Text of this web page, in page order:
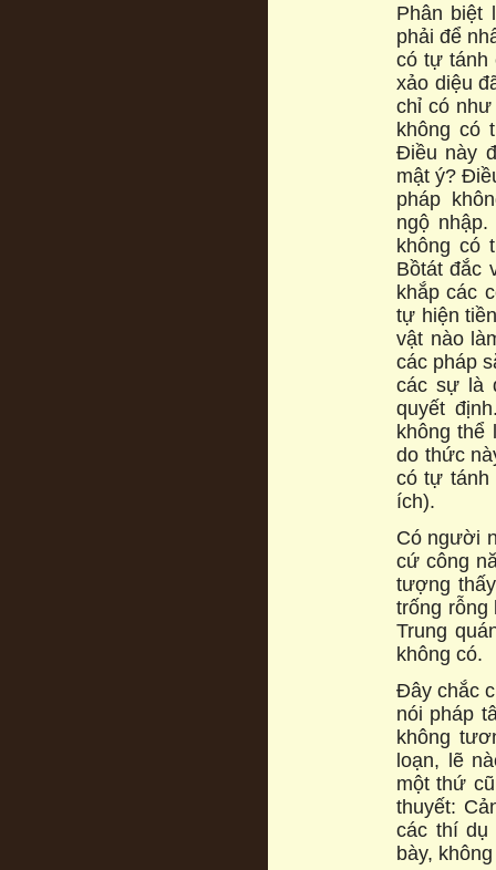
Phân biệt
phải để
có tự tánh
xảo diệu
chỉ có như
không có
Điều này
mật ý?
pháp
ngộ
không có
Bồtát đắc
khắp các
tự hiện
vật nào
các pháp
các sự là
quyết
không thể
do thức
có tự tánh
ích).
Có người
cứ công
tượng
trống
Trung
không có.
Đây chắc
nói pháp
không
loạn, lẽ
một thứ
thuyết:
các thí dụ
bày,